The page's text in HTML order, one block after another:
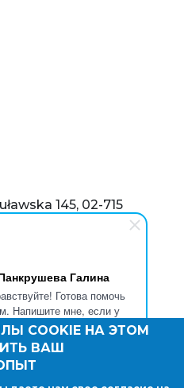
Галина
Готова помочь
Напишите мне, если у
появятся вопросы.
РФ
145, 02-715
COOKIE НА ЭТОМ
ВАШ